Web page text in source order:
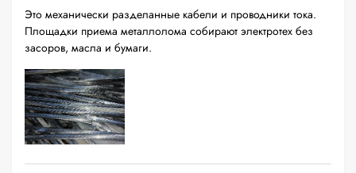
Это механически разделанные кабели и проводники тока.
Площадки приема металлолома собирают электротех без
засоров, масла и бумаги.